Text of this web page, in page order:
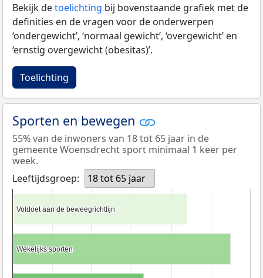
Bekijk detoelichting bij bovenstaande grafiek met de
definities en de vragen voor de onderwerpen
‘ondergewicht’, ‘normaal gewicht’, ‘overgewicht’ en
‘ernstig overgewicht (obesitas)’.
Toelichting
Sporten en bewegen
55% van de inwoners van 18 tot 65 jaar in de
gemeente Woensdrecht sport minimaal 1 keer per
week.
Leeftijdsgroep:
18 tot 65 jaar
Voldoet aan de beweegrichtlijn
Voldoet aan de beweegrichtlijn
Wekelijks sporten
Wekelijks sporten